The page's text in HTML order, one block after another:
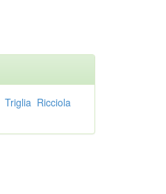
Triglia Ricciola